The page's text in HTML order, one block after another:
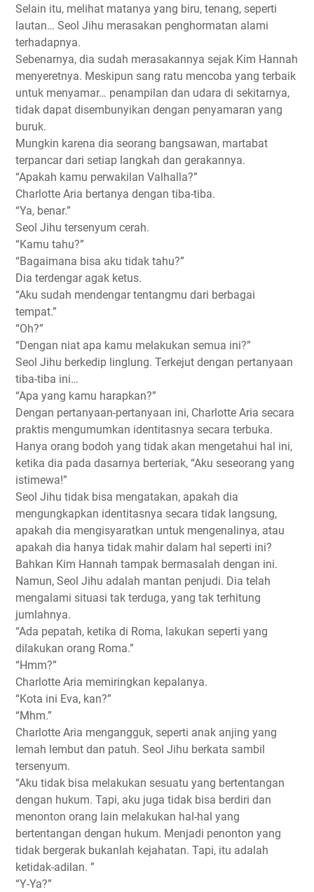
Selain itu, melihat matanya yang biru, tenang, seperti
lautan… Seol Jihu merasakan penghormatan alami
terhadapnya.
Sebenarnya, dia sudah merasakannya sejak Kim Hannah
menyeretnya. Meskipun sang ratu mencoba yang terbaik
untuk menyamar… penampilan dan udara di sekitarnya,
tidak dapat disembunyikan dengan penyamaran yang
buruk.
Mungkin karena dia seorang bangsawan, martabat
terpancar dari setiap langkah dan gerakannya.
“Apakah kamu perwakilan Valhalla?”
Charlotte Aria bertanya dengan tiba-tiba.
“Ya, benar.”
Seol Jihu tersenyum cerah.
“Kamu tahu?”
“Bagaimana bisa aku tidak tahu?”
Dia terdengar agak ketus.
“Aku sudah mendengar tentangmu dari berbagai
tempat.”
“Oh?”
“Dengan niat apa kamu melakukan semua ini?”
Seol Jihu berkedip linglung. Terkejut dengan pertanyaan
tiba-tiba ini…
“Apa yang kamu harapkan?”
Dengan pertanyaan-pertanyaan ini, Charlotte Aria secara
praktis mengumumkan identitasnya secara terbuka.
Hanya orang bodoh yang tidak akan mengetahui hal ini,
ketika dia pada dasarnya berteriak, “Aku seseorang yang
istimewa!”
Seol Jihu tidak bisa mengatakan, apakah dia
mengungkapkan identitasnya secara tidak langsung,
apakah dia mengisyaratkan untuk mengenalinya, atau
apakah dia hanya tidak mahir dalam hal seperti ini?
Bahkan Kim Hannah tampak bermasalah dengan ini.
Namun, Seol Jihu adalah mantan penjudi. Dia telah
mengalami situasi tak terduga, yang tak terhitung
jumlahnya.
“Ada pepatah, ketika di Roma, lakukan seperti yang
dilakukan orang Roma.”
“Hmm?”
Charlotte Aria memiringkan kepalanya.
“Kota ini Eva, kan?”
“Mhm.”
Charlotte Aria mengangguk, seperti anak anjing yang
lemah lembut dan patuh. Seol Jihu berkata sambil
tersenyum.
“Aku tidak bisa melakukan sesuatu yang bertentangan
dengan hukum. Tapi, aku juga tidak bisa berdiri dan
menonton orang lain melakukan hal-hal yang
bertentangan dengan hukum. Menjadi penonton yang
tidak bergerak bukanlah kejahatan. Tapi, itu adalah
ketidak-adilan. ”
“Y-Ya?”